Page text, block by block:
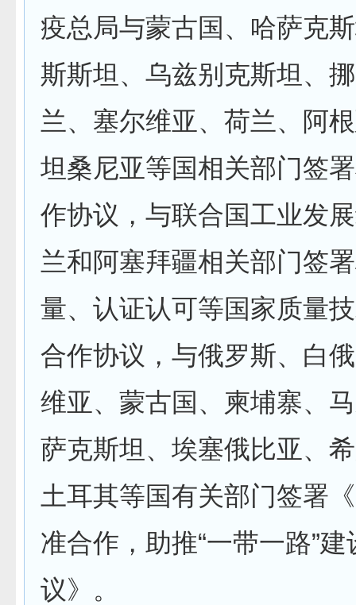
疫总局与蒙古国、哈萨克
斯斯坦、乌兹别克斯坦、
兰、塞尔维亚、荷兰、阿
坦桑尼亚等国相关部门签
作协议，与联合国工业发
兰和阿塞拜疆相关部门签
量、认证认可等国家质量
合作协议，与俄罗斯、白
维亚、蒙古国、柬埔寨、
萨克斯坦、埃塞俄比亚、
土耳其等国有关部门签署
准合作，助推“一带一路”
议》。